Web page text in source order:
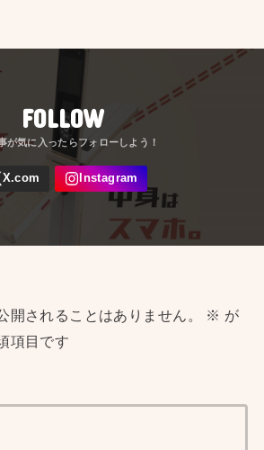
FOLLOW
開されることはありません。 ※ が
項目です